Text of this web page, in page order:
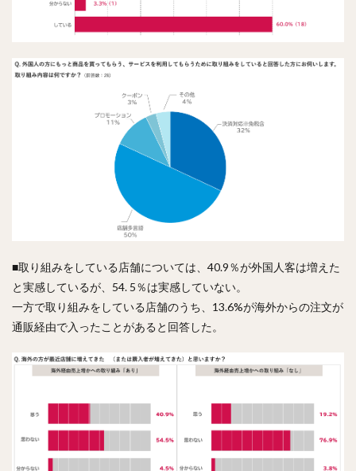
■取り組みをしている店舗については、40.9％が外国人客は増えた
と実感しているが、54. 5％は実感していない。
一方で取り組みをしている店舗のうち、13.6%が海外からの注文が
通販経由で入ったことがあると回答した。